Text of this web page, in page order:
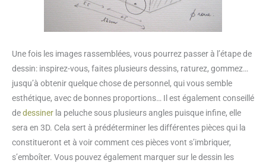
Une fois les images rassemblées, vous pourrez passer à l’étape de
dessin: inspirez-vous, faites plusieurs dessins, raturez, gommez…
jusqu’à obtenir quelque chose de personnel, qui vous semble
esthétique, avec de bonnes proportions… Il est également conseillé
dedessiner la peluche sous plusieurs angles puisque infine, elle
sera en 3D. Cela sert à prédéterminer les différentes pièces qui la
constitueront et à voir comment ces pièces vont s’imbriquer,
s’emboîter. Vous pouvez également marquer sur le dessin les